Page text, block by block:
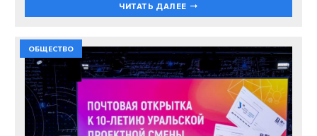
ЧИТАТЬ ДАЛЕЕ
ОБЩЕСТВО